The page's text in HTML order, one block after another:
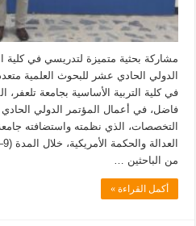
مشاركة بحثية متميزة لتدريسي في كلية
الدولي الحادي عشر للبحوث العلمية
في كلية التربية الأساسية بجامعة
فاضل، في أعمال المؤتمر الدولي
التخصصات، الذي نظمته واستضافته
من الباحثين …
أكمل القراءة »